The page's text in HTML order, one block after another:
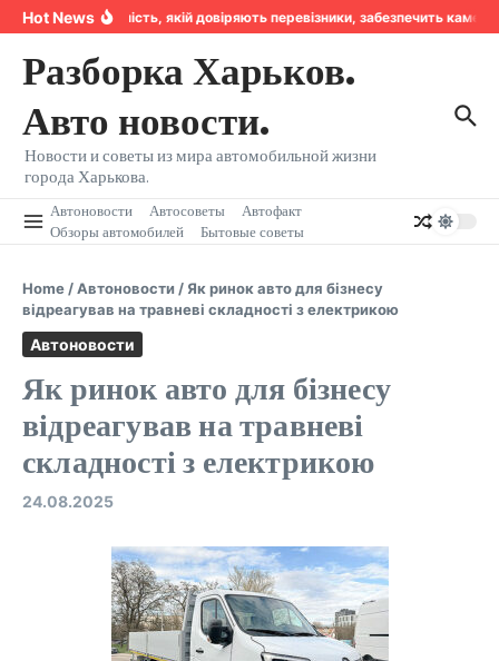
Перейти к содержанию
Hot NewsНадійність, якій довіряють перевізники, забезпечить
Разборка Харьков.
Авто новости.
Новости и советы из мира автомобильной жизни
города Харькова.
Автоновости Автосоветы
Автофакт
Обзоры автомобилей
Бытовые советы
Home /Автоновости / Як ринок авто для бізнесу
відреагував на травневі складності з електрикою
Автоновости
Як ринок авто для бізнесу
відреагував на травневі
складності з електрикою
24.08.2025